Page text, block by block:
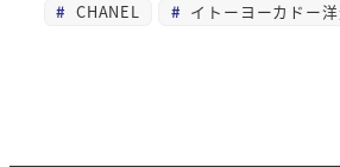
CHANEL イトーヨーカドー